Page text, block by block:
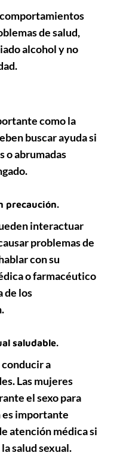
de salud,
alcohol y no
como la
buscar ayuda si
o abrumadas
precaución.
interactuar
problemas de
con su
o farmacéutico
de los
saludable.
a
Las mujeres
el sexo para
es importante
atención médica si
salud sexual.